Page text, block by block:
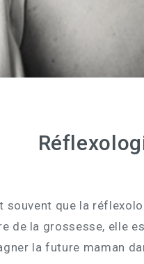
souvent que la
de la grossesse, elle
la future maman